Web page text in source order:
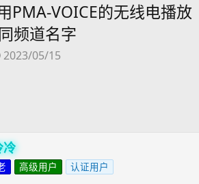
PMA-VOICE的无线电播放
频道名字
开
2023/05/15
冷
高级用户 认证用户